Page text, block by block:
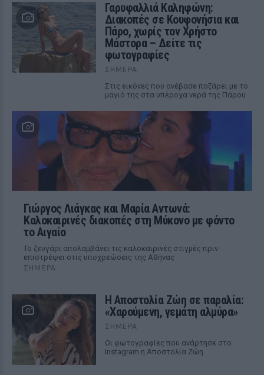
Γαρυφαλλιά Καληφώνη:
Διακοπές σε Κουφονήσια και
Πάρο, χωρίς τον Χρήστο
Μάστορα – Δείτε τις
φωτογραφίες
ΣΉΜΕΡΑ
Στις εικόνες που ανέβασε ποζάρει με το
μαγιό της στα υπέροχα νερά της Πάρου
Γιώργος Λιάγκας και Μαρία Αντωνά:
Καλοκαιρινές διακοπές στη Μύκονο με φόντο
το Αιγαίο
Το ζευγάρι απολαμβάνει τις καλοκαιρινές στιγμές πριν
επιστρέψει στις υποχρεώσεις της Αθήνας
ΣΉΜΕΡΑ
Η Αποστολία Ζώη σε παραλία:
«Χαρούμενη, γεμάτη αλμύρα»
ΣΉΜΕΡΑ
Οι φωτογραφίες που ανάρτησε στο
Instagram η Αποστολία Ζώη